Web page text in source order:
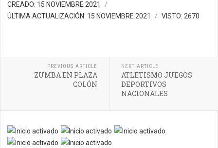
CREADO: 15 NOVIEMBRE 2021
ÚLTIMA ACTUALIZACIÓN: 15 NOVIEMBRE 2021
VISTO: 2670
PREVIOUS ARTICLE
ZUMBA EN PLAZA
COLÓN
NEXT ARTICLE
ATLETISMO JUEGOS
DEPORTIVOS
NACIONALES
Ratio:5 /5